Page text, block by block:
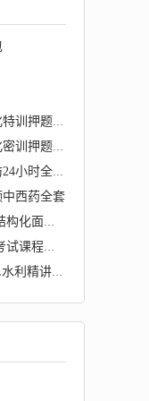
一级注册消防工程师考前强化特训押题班全套讲...
一级注册消防工程师考前强化密训押题班全套
带你24小时过消防之考前消防24小时全攻略
中西药全套
公务员资料 公务员事业单位结构化面试教程资料...
护士考试 最新初级护师资格考试课程全套下载
李 想 一级建造师水利水电DL水利精讲班最新25...